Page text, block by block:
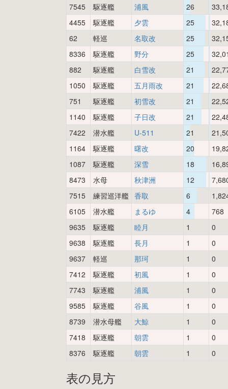
7545
駆逐艦 浦風 26
4455
駆逐艦 夕雲 25
62
軽巡 名取改 25
8336
駆逐艦 野分 25
882
駆逐艦 白雪改 21
1050
駆逐艦 五月雨改 21
751
駆逐艦 初雪改 21
1140
駆逐艦 子日改 21
7422
潜水艦 U-511 21
1164
駆逐艦 曙改 20
1087
駆逐艦 深雪 18
8473
水母 秋津洲 12
7515
練習巡洋艦 香取 6
6105
潜水艦 まるゆ 4
768
9635
駆逐艦 睦月 1
0
9638
駆逐艦 長月 1
0
9637
軽巡 那珂 1
0
7412
駆逐艦 初風 1
0
7743
駆逐艦 浦風 1
0
9585
駆逐艦 谷風 1
0
8739
潜水母艦 大鯨 1
0
7418
駆逐艦 朝雲 1
0
8376
駆逐艦 朝雲 1 0
表の見方